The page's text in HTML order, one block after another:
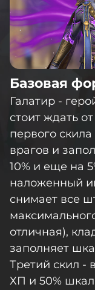
Базовая
Галатир -
стоит ждать
первого скила
врагов и
10% и еще на
наложенный
снимает все
отличная),
заполняет
Третий скил -
ХП и 50%